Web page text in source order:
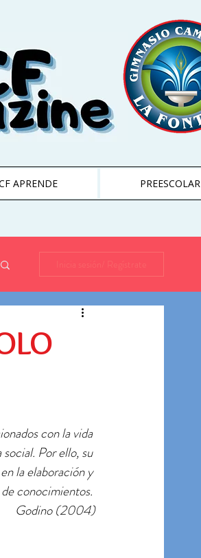
APRENDE PREESCOLAR
Inicia sesión/ Regístrate
con la vida
Por ello, su
la elaboración y
conocimientos.
Godino (2004)